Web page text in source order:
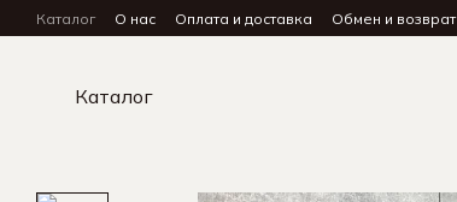
Перейти к основному контенту
Каталог О нас Оплата и доставка Обмен и возврат
Каталог